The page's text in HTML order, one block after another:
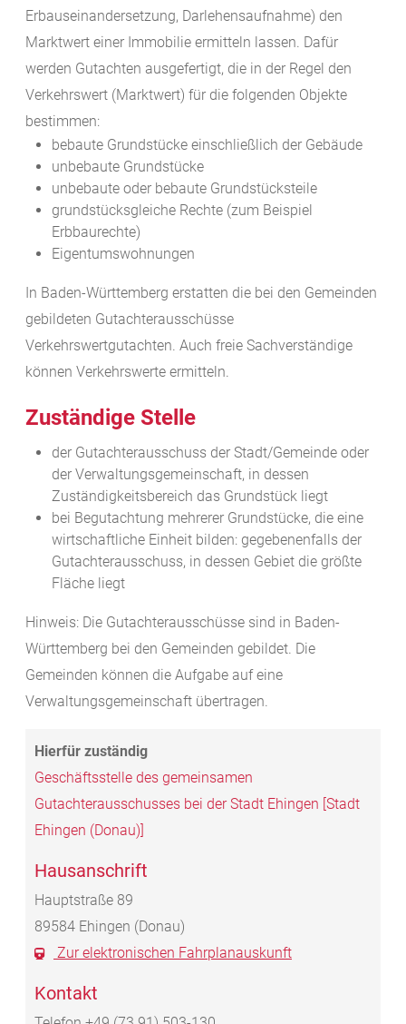
Erbauseinandersetzung, Darlehensaufnahme) den
Marktwert einer Immobilie ermitteln lassen. Dafür
werden Gutachten ausgefertigt, die in der Regel den
Verkehrswert (Marktwert) für die folgenden Objekte
bestimmen:
bebaute Grundstücke einschließlich der Gebäude
unbebaute Grundstücke
unbebaute oder bebaute Grundstücksteile
grundstücksgleiche Rechte(zum Beispiel
Erbbaurechte)
Eigentumswohnungen
In Baden-Württemberg erstatten die bei den Gemeinden
gebildeten Gutachterausschüsse
Verkehrswertgutachten. Auch freie Sachverständige
können Verkehrswerte ermitteln.
Zuständige Stelle
der Gutachterausschuss der Stadt/Gemeinde oder
der Verwaltungsgemeinschaft, in dessen
Zuständigkeitsbereich das Grundstück liegt
bei Begutachtung mehrerer Grundstücke, die eine
wirtschaftliche Einheit bilden: gegebenenfalls der
Gutachterausschuss, in dessen Gebiet die größte
Fläche liegt
Hinweis: Die Gutachterausschüsse sind in Baden-
Württemberg bei den Gemeinden gebildet. Die
Gemeinden können die Aufgabe auf eine
Verwaltungsgemeinschaft übertragen.
Geschäftsstelle des gemeinsamen
Gutachterausschusses bei der Stadt Ehingen [Stadt
Ehingen (Donau)]
Hausanschrift
Hauptstraße 89
89584 Ehingen (Donau)
Zur elektronischen Fahrplanauskunft
Kontakt